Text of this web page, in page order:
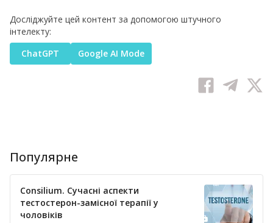
Досліджуйте цей контент за допомогою штучного
інтелекту:
ChatGPT
Google AI Mode
Популярне
Consilium. Сучасні аспекти
тестостерон-замісної терапії у
чоловіків